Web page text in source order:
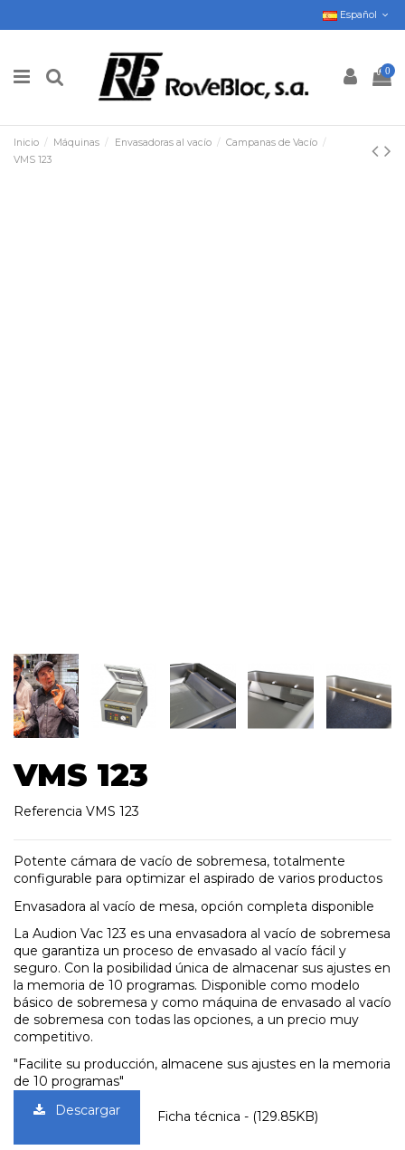
Español
0
Inicio Máquinas Envasadoras al vacío
Campanas de Vacío
VMS 123
VMS 123
Referencia VMS 123
Potente cámara de vacío de sobremesa, totalmente
configurable para optimizar el aspirado de varios productos
Envasadora al vacío de mesa, opción completa disponible
La Audion Vac 123 es una envasadora al vacío de sobremesa
que garantiza un proceso de envasado al vacío fácil y
seguro. Con la posibilidad única de almacenar sus ajustes en
la memoria de 10 programas. Disponible como modelo
básico de sobremesa y como máquina de envasado al vacío
de sobremesa con todas las opciones, a un precio muy
competitivo.
"Facilite su producción, almacene sus ajustes en la memoria
de 10 programas"
Descargar
Ficha técnica - (129.85KB)